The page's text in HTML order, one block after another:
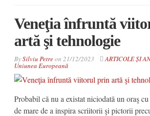
Veneţia înfruntă
artă şi tehnologie
BySilviu Petreon 21/12/2023 ARTICOLE ȘI
Uniunea Europeană
Probabil că nu a existat niciodată un oraş
de mare de a inspira scriitorii şi pictorii